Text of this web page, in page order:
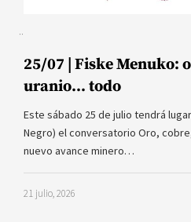
25/07 | Fiske Menuko:
uranio… todo
Este sábado 25 de julio tendrá
Negro) el conversatorio Oro,
nuevo avance minero…
21 julio, 2026